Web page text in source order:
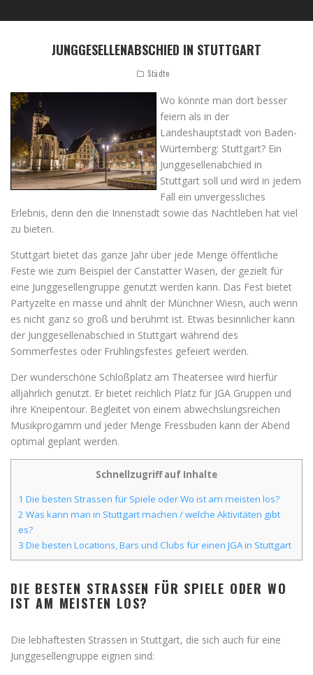
JUNGGESELLENABSCHIED IN STUTTGART
Städte
Wo könnte man dort besser
feiern als in der
Landeshauptstadt von Baden-
Würtemberg: Stuttgart? Ein
Junggesellenabchied in
Stuttgart soll und wird in jedem
Fall ein unvergessliches
Erlebnis, denn den die Innenstadt sowie das Nachtleben hat viel
zu bieten.
Stuttgart bietet das ganze Jahr über jede Menge öffentliche
Feste wie zum Beispiel der Canstatter Wasen, der gezielt für
eine Junggesellengruppe genutzt werden kann. Das Fest bietet
Partyzelte en masse und ähnlt der Münchner Wiesn, auch wenn
es nicht ganz so groß und berühmt ist. Etwas besinnlicher kann
der Junggesellenabschied in Stuttgart während des
Sommerfestes oder Frühlingsfestes gefeiert werden.
Der wunderschöne Schloßplatz am Theatersee wird hierfür
alljährlich genutzt. Er bietet reichlich Platz für JGA Gruppen und
ihre Kneipentour. Begleitet von einem abwechslungsreichen
Musikprogamm und jeder Menge Fressbuden kann der Abend
optimal geplant werden.
Schnellzugriff auf Inhalte
1 Die besten Strassen für Spiele oder Wo ist am meisten los?
2 Was kann man in Stuttgart machen / welche Aktivitäten gibt
es?
3 Die besten Locations, Bars und Clubs für einen JGA in Stuttgart
DIE BESTEN STRASSEN FÜR SPIELE ODER WO
IST AM MEISTEN LOS?
Die lebhaftesten Strassen in Stuttgart, die sich auch für eine
Junggesellengruppe eignen sind: